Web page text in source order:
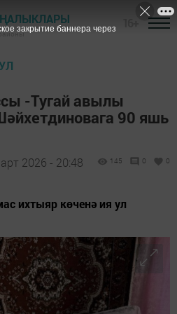
-Тугай авылы
90 яшь
2026 - 20:48 145 0 0
ихтыяр көченә ия ул
закрытие баннера через